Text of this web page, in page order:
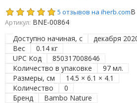
5 отзывов на iherb.comВ
Артикул: BNE-00864
Доступно начиная, с
декабря
Вес
0.14 кг
UPC Код
850317008646
Количество в упаковке
97 мл.
Размеры, см
14.5 × 6.1 × 4.1
Количество
0
Бренд
Bambo Nature